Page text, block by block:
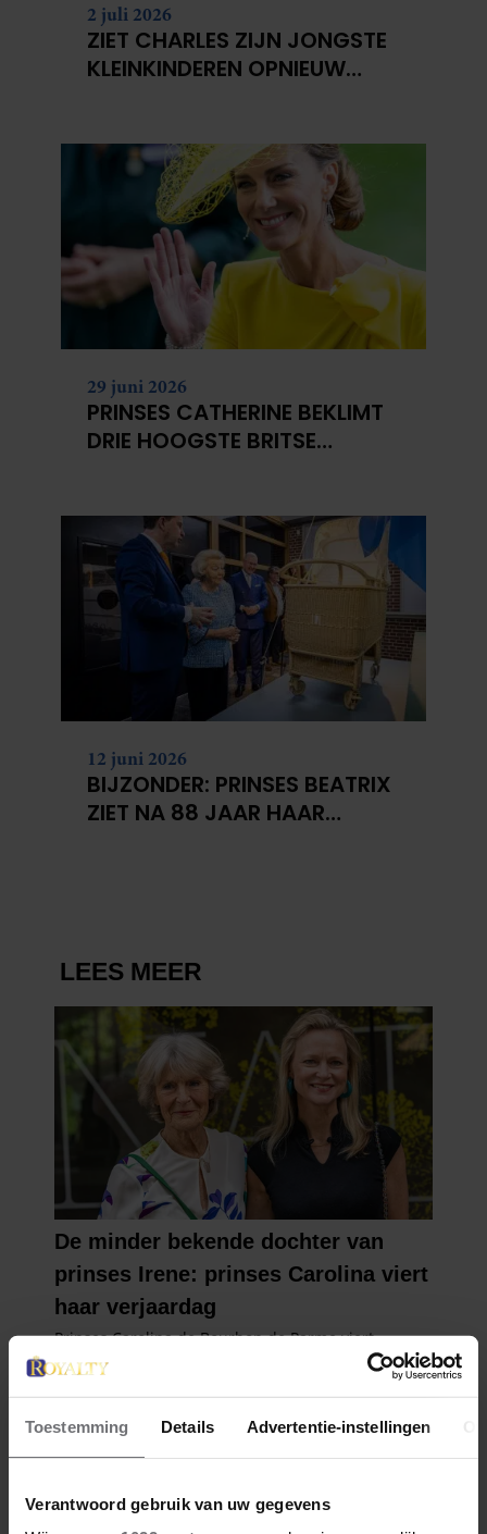
Toestemming Details Advertentie-instellingen
Verantwoord gebruik van uw gegevens
2 juli 2026
ZIET CHARLES ZIJN JONGSTE
KLEINKINDEREN OPNIEUW
29 juni 2026
PRINSES CATHERINE BEKLIMT
DRIE HOOGSTE BRITSE
12 juni 2026
BIJZONDER: PRINSES BEATRIX
ZIET NA 88 JAAR HAAR